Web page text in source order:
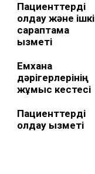
Пациенттерді
қолдау және ішкі
сараптама
қызметі
Емхана
дәрігерлерінің
жұмыс кестесі
Пациенттерді
қолдау қызметі